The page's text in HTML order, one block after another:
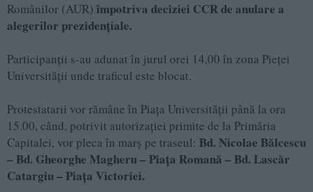
Românilor (AUR) împotriva deciziei CCR de anulare a
alegerilor prezidenţiale.
Participanţii s-au adunat în jurul orei 14,00 în zona Pieţei
Universităţii unde traficul este blocat.
Protestatarii vor rămâne în Piața Universității până la ora
15.00, când, potrivit autorizației primite de la Primăria
Capitalei, vor pleca în marș pe traseul: Bd. Nicolae Bălcescu
– Bd. Gheorghe Magheru – Piața Romană – Bd. Lascăr
Catargiu – Piața Victoriei.